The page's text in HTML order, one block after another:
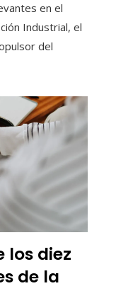
en el
Industrial, el
del
los diez
de la